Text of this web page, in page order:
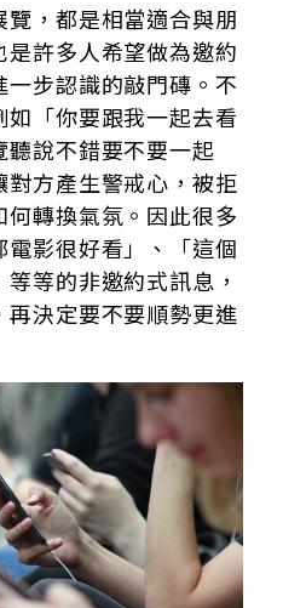
，都是相當適合與朋
許多人希望做為邀約
步認識的敲門磚。不
「你要跟我一起去看
說不錯要不要一起
方產生警戒心，被拒
轉換氣氛。因此很多
影很好看」、「這個
等的非邀約式訊息，
決定要不要順勢更進